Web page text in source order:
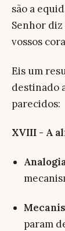
são a
Senhor diz
vossos
Eis um
destinado
parecidos:
XVIII - A
param